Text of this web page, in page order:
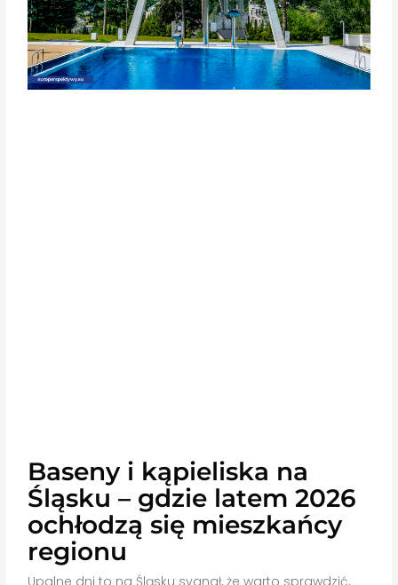
Baseny i kąpieliska na
Śląsku – gdzie latem 2026
ochłodzą się mieszkańcy
regionu